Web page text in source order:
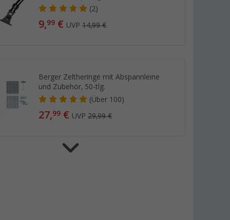
(2)
9,99 € UVP14,99 €
Berger Zeltheringe mit Abspannleine
und Zubehör, 50-tlg.
(Über 100)
27,99 € UVP29,99 €